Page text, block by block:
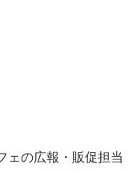
ェの広報・販促担当